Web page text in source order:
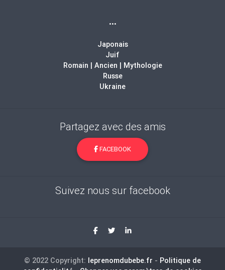
...
Japonais
Juif
Romain | Ancien | Mythologie
Russe
Ukraine
Partagez avec des amis
FACEBOOK
Suivez nous sur facebook
© 2022 Copyright: leprenomdubebe.fr - Politique de